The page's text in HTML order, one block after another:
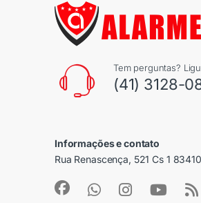
Tem perguntas?
(41) 3128-
Informações e contato
Rua Renascença, 521 Cs 1